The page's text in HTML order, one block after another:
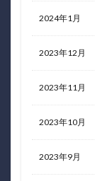
2024年1月
2023年12月
2023年11月
2023年10月
2023年9月